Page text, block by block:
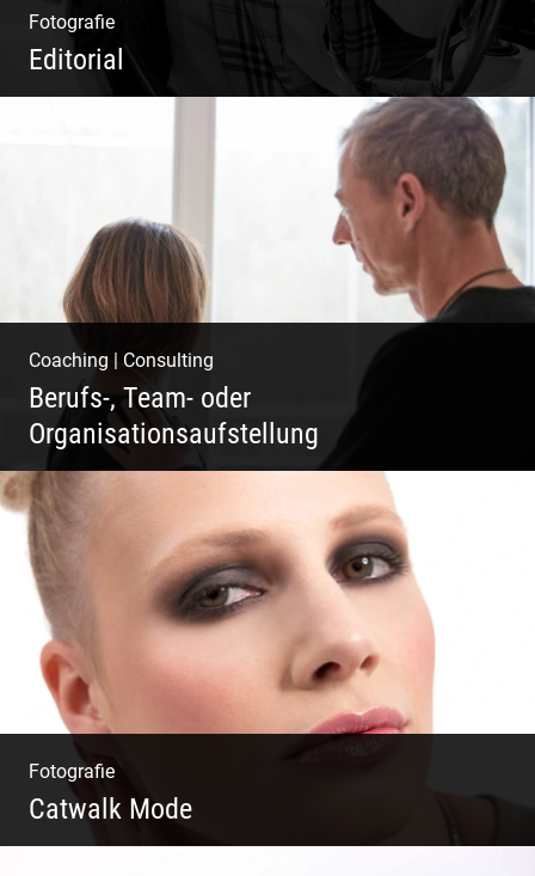
Fotografie
Editorial
Coaching Consulting
Berufs-, Team- oder
Organisationsaufstellung
Business Coaching – Berufliche Freude
ermöglichen
Fotografie
Catwalk Mode